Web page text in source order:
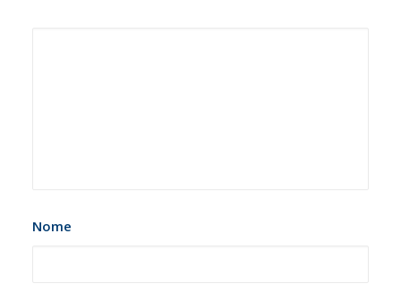
Nome